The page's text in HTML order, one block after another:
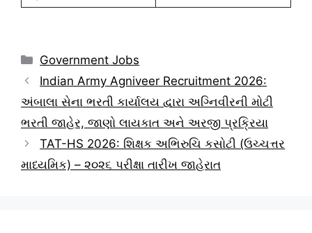
Categories
Government Jobs
Indian Army Agniveer Recruitment 2026:
અંબાલા સેના ભરતી કાર્યાલય દ્વારા અગ્નિવીરની મોટી
ભરતી જાહેર, જાણો લાયકાત અને અરજી પ્રક્રિયા
TAT-HS 2026: શિક્ષક અભિરુચિ કસોટી (ઉચ્ચત્તર
માધ્યમિક) – ૨૦૨૬ પરીક્ષા તારીખ જાહેરાત